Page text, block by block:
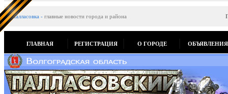
Палласовка - главные новости города и района
ГЛАВНАЯ РЕГИСТРАЦИЯ О ГОРОДЕ ОБЪЯВЛЕНИЯ